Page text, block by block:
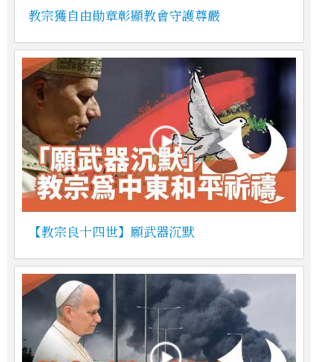
教宗獲自由勛章彰顯教會守護尊嚴
【教宗良十四世】願武器沉默